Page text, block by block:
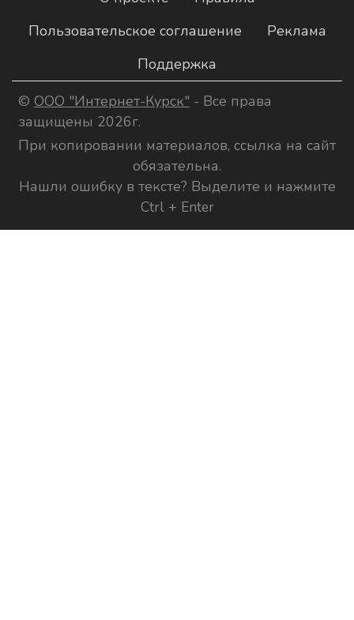
Пользовательское соглашение
Реклама
Поддержка
© ООО "Интернет-Курск" - Все права
защищены 2026г.
При копировании материалов, ссылка на сайт
обязательна.
Нашли ошибку в тексте? Выделите и нажмите
Ctrl + Enter